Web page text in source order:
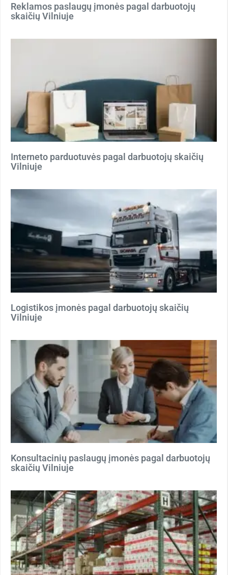
Reklamos paslaugų įmonės pagal darbuotojų
skaičių Vilniuje
Interneto parduotuvės pagal darbuotojų skaičių
Vilniuje
Logistikos įmonės pagal darbuotojų skaičių
Vilniuje
Konsultacinių paslaugų įmonės pagal darbuotojų
skaičių Vilniuje